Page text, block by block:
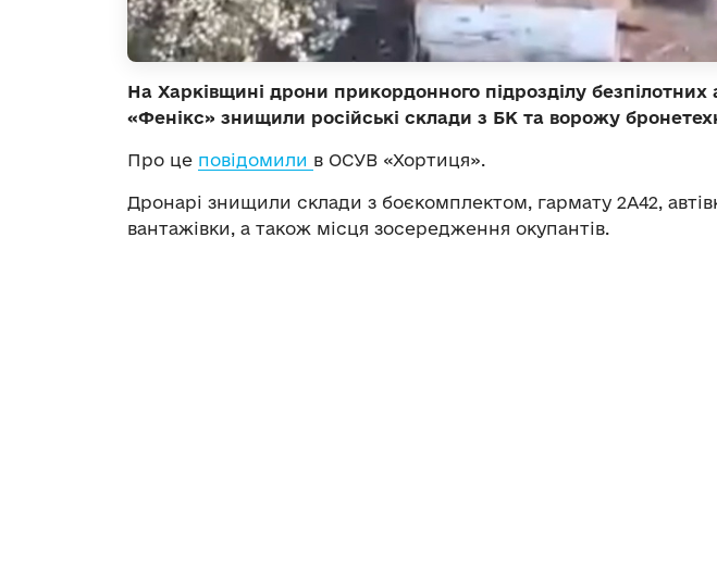
На Харківщині дрони прикордонного підрозділу безпілотних
«Фенікс» знищили російські склади з БК та ворожу
Про це повідомили в ОСУВ «Хортиця».
Дронарі знищили склади з боєкомплектом, гармату 2А42,
вантажівки, а також місця зосередження окупантів.